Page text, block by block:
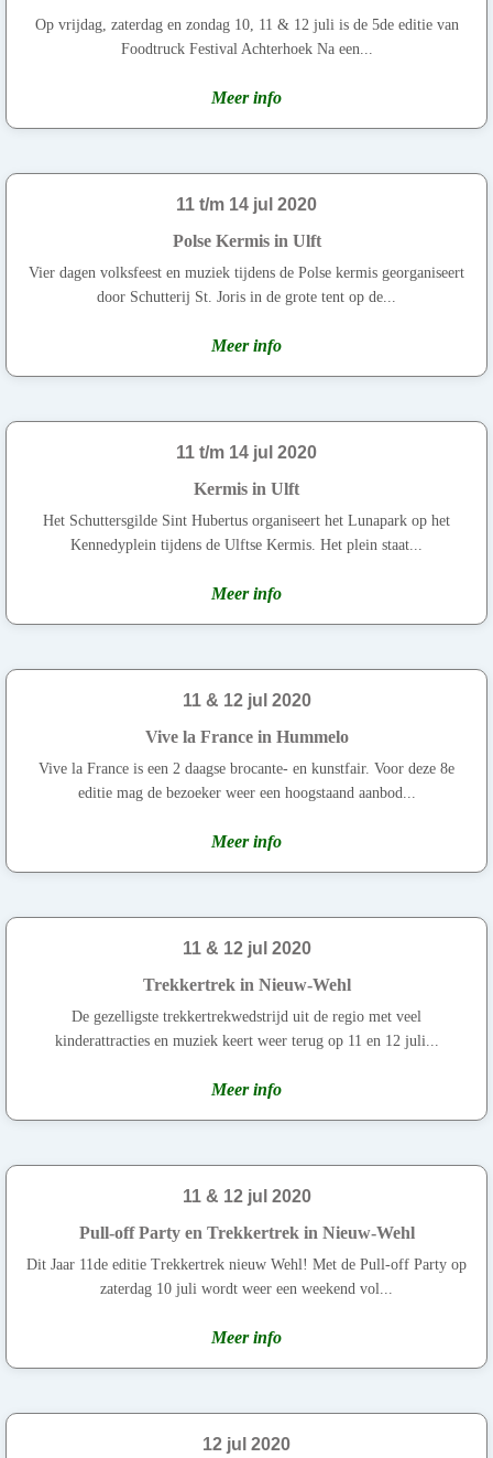
Op vrijdag, zaterdag en zondag 10, 11 & 12 juli is de 5de editie van
Foodtruck Festival Achterhoek Na een...
Meer info
11 t/m 14 jul 2020
Polse Kermis in Ulft
Vier dagen volksfeest en muziek tijdens de Polse kermis georganiseert
door Schutterij St. Joris in de grote tent op de...
Meer info
11 t/m 14 jul 2020
Kermis in Ulft
Het Schuttersgilde Sint Hubertus organiseert het Lunapark op het
Kennedyplein tijdens de Ulftse Kermis. Het plein staat...
Meer info
11 & 12 jul 2020
Vive la France in Hummelo
Vive la France is een 2 daagse brocante- en kunstfair. Voor deze 8e
editie mag de bezoeker weer een hoogstaand aanbod...
Meer info
11 & 12 jul 2020
Trekkertrek in Nieuw-Wehl
De gezelligste trekkertrekwedstrijd uit de regio met veel
kinderattracties en muziek keert weer terug op 11 en 12 juli...
Meer info
11 & 12 jul 2020
Pull-off Party en Trekkertrek in Nieuw-Wehl
Dit Jaar 11de editie Trekkertrek nieuw Wehl! Met de Pull-off Party op
zaterdag 10 juli wordt weer een weekend vol...
Meer info
12 jul 2020